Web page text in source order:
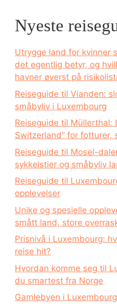
Nyeste
Utrygge land for kvinner
det egentlig betyr, og
havner øverst på
Reiseguide til Vianden:
småbyliv i Luxembourg
Reiseguide til Müllerthal:
Switzerland” for fotturer,
Reiseguide til Mosel-
sykkelstier og småbyliv
Reiseguide til
opplevelser
Unike og spesielle
smått land, store
Prisnivå i Luxembourg:
reise hit?
Hvordan komme seg til
du smartest fra Norge
Gamlebyen i